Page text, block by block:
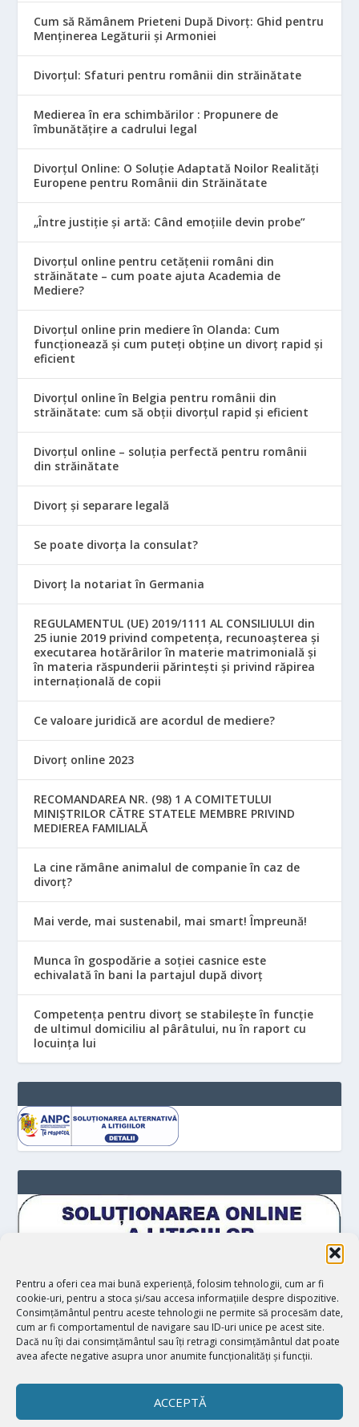
Pentru a oferi cea mai bună experiență, folosim tehnologii, cum ar fi
cookie-uri, pentru a stoca și/sau accesa informațiile despre dispozitive.
Consimțământul pentru aceste tehnologii ne permite să procesăm date,
cum ar fi comportamentul de navigare sau ID-uri unice pe acest site.
Dacă nu îți dai consimțământul sau îți retragi consimțământul dat poate
avea afecte negative asupra unor anumite funcționalități și funcții.
ACCEPTĂ
Cum să Rămânem Prieteni După Divorț: Ghid pentru
Menținerea Legăturii și Armoniei
Divorțul: Sfaturi pentru românii din străinătate
Medierea în era schimbărilor : Propunere de
îmbunătățire a cadrului legal
Divorțul Online: O Soluție Adaptată Noilor Realități
Europene pentru Românii din Străinătate
„Între justiție și artă: Când emoțiile devin probe”
Divorțul online pentru cetățenii români din
străinătate – cum poate ajuta Academia de
Mediere?
Divorțul online prin mediere în Olanda: Cum
funcționează și cum puteți obține un divorț rapid și
eficient
Divorțul online în Belgia pentru românii din
străinătate: cum să obții divorțul rapid și eficient
Divorțul online – soluția perfectă pentru românii
din străinătate
Divorț și separare legală
Se poate divorța la consulat?
Divorț la notariat în Germania
REGULAMENTUL (UE) 2019/1111 AL CONSILIULUI din
25 iunie 2019 privind competența, recunoașterea și
executarea hotărârilor în materie matrimonială și
în materia răspunderii părintești și privind răpirea
internațională de copii
Ce valoare juridică are acordul de mediere?
Divorț online 2023
RECOMANDAREA NR. (98) 1 A COMITETULUI
MINIŞTRILOR CĂTRE STATELE MEMBRE PRIVIND
MEDIEREA FAMILIALĂ
La cine rămâne animalul de companie în caz de
divorț?
Mai verde, mai sustenabil, mai smart! Împreună!
Munca în gospodărie a soției casnice este
echivalată în bani la partajul după divorț
Competența pentru divorț se stabilește în funcție
de ultimul domiciliu al pârâtului, nu în raport cu
locuinţa lui